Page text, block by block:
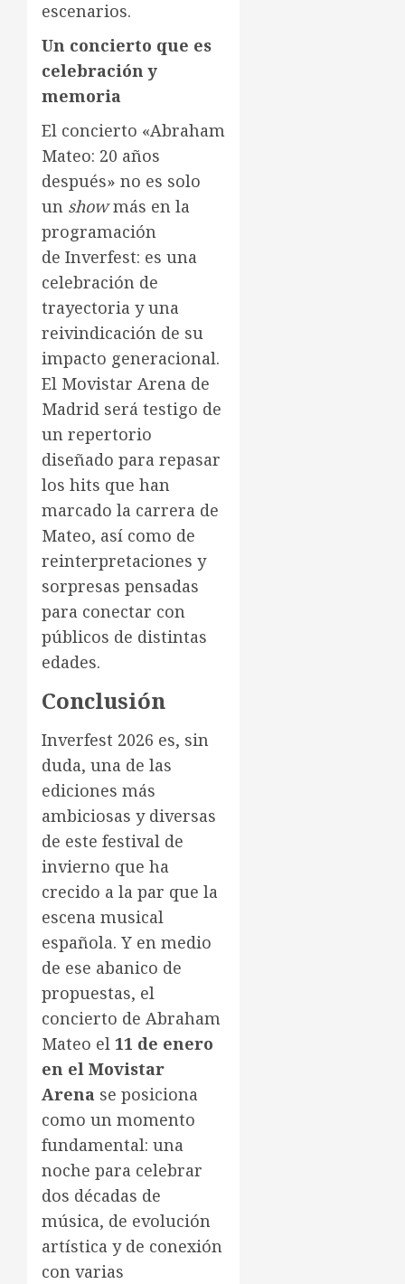
escenarios.
Un concierto que es
celebración y
memoria
El concierto «Abraham
Mateo: 20 años
después» no es solo
un showmás en la
programación
de Inverfest: es una
celebración de
trayectoria y una
reivindicación de su
impacto generacional.
El Movistar Arena de
Madrid será testigo de
un repertorio
diseñado para repasar
los hits que han
marcado la carrera de
Mateo, así como de
reinterpretaciones y
sorpresas pensadas
para conectar con
públicos de distintas
edades.
Conclusión
Inverfest 2026 es, sin
duda, una de las
ediciones más
ambiciosas y diversas
de este festival de
invierno que ha
crecido a la par que la
escena musical
española. Y en medio
de ese abanico de
propuestas, el
concierto de Abraham
Mateo el 11 de enero
en el Movistar
Arena se posiciona
como un momento
fundamental: una
noche para celebrar
dos décadas de
música, de evolución
artística y de conexión
con varias